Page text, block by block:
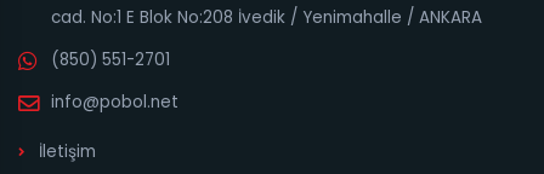
cad. No:1 E Blok No:208 İvedik / Yenimahalle / ANKARA
(850) 551-2701
info@pobol.net
İletişim